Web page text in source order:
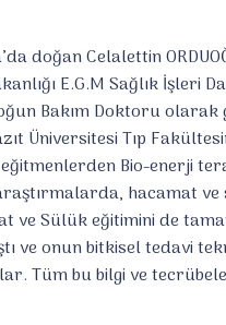
doğan Celalettin
E.G.M Sağlık İşleri
Bakım Doktoru olarak
Üniversitesi Tıp
eğitmenlerden Bio-enerji
hacamat
ve Sülük eğitimini de
ve onun bitkisel tedavi
Tüm bu bilgi ve